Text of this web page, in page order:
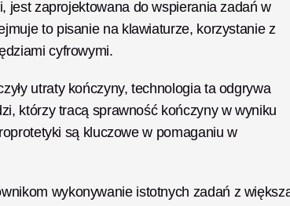
jest zaprojektowana do wspierania zadań w
to pisanie na klawiaturze, korzystanie z
cyfrowymi.
utraty kończyny, technologia ta odgrywa
którzy tracą sprawność kończyny w wyniku
są kluczowe w pomaganiu w
wykonywanie istotnych zadań z